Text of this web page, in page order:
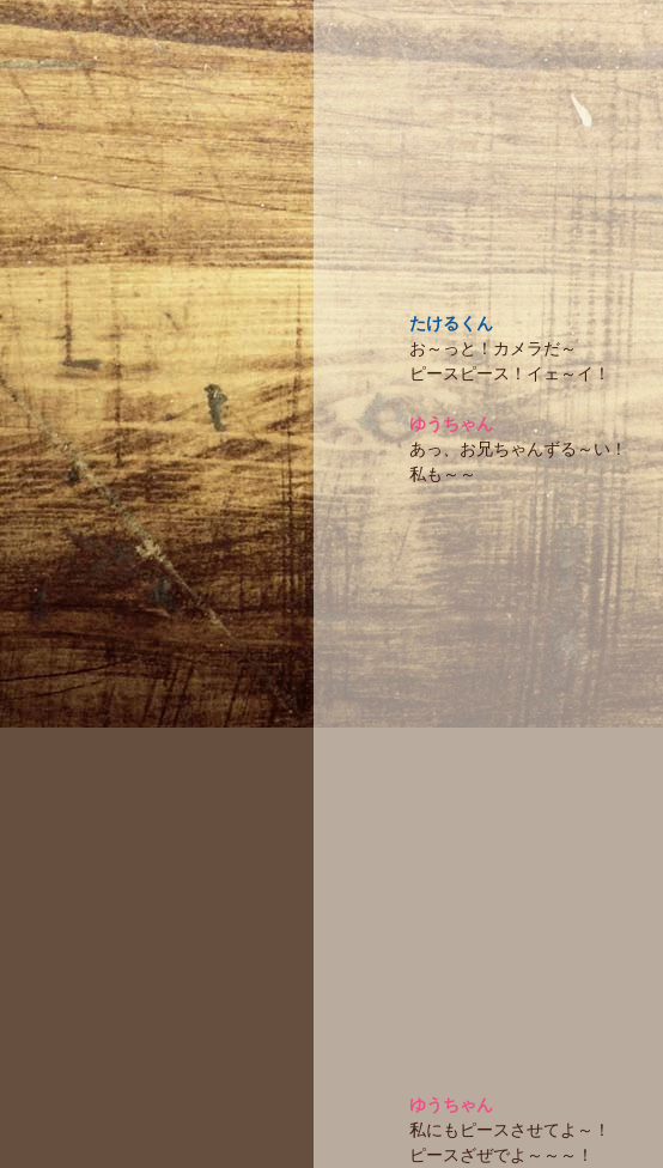
たけるくん
お～っと！カメラだ～
ピースピース！イェ～イ！
ゆうちゃん
あっ、お兄ちゃんずる～い！
私も～～
ゆうちゃん
私にもピースさせてよ～！
ピースざぜでよ～～～！